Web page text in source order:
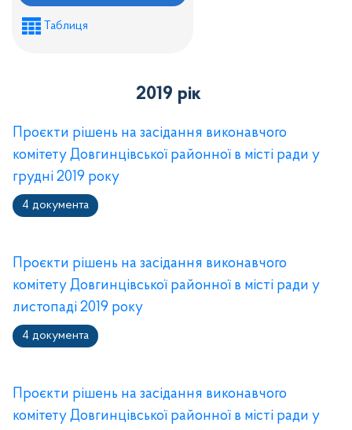
Рішення виконавчого комітету
Розпорядження районного голови
Проекти рішень районної ради
Таблиця
2019 рік
Проєкти рішень на засідання виконавчого
комітету Довгинцівської районної в місті ради у
грудні 2019 року
4 документа
Проєкти рішень на засідання виконавчого
комітету Довгинцівської районної в місті ради у
листопаді 2019 року
4 документа
Проєкти рішень на засідання виконавчого
комітету Довгинцівської районної в місті ради у